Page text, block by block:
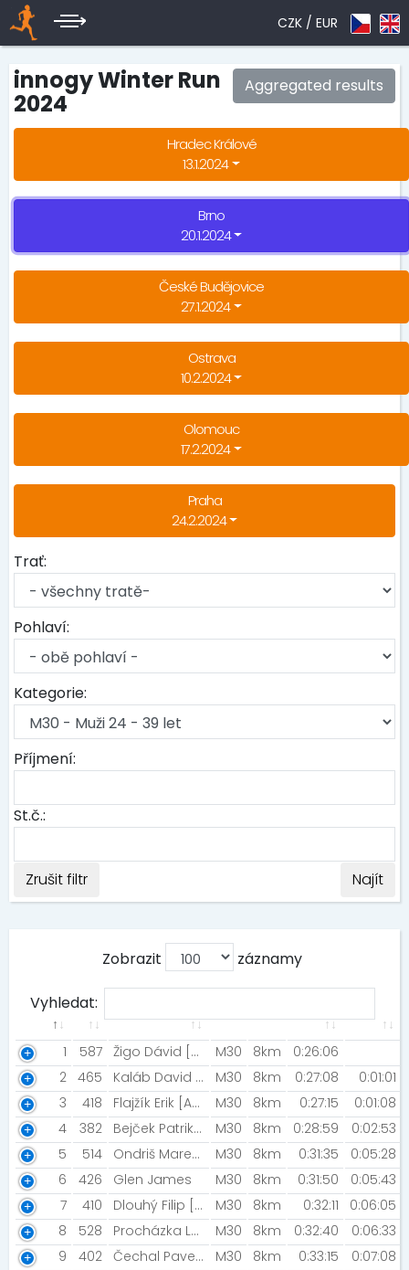
CZK / EUR
Aggregated results
innogy Winter Run
2024
Hradec Králové
13.1.2024
Brno
20.1.2024
České Budějovice
27.1.2024
Ostrava
10.2.2024
Olomouc
17.2.2024
Praha
24.2.2024
Trať:
Pohlaví:
Kategorie:
Příjmení:
St.č.:
Zrušit filtr Najít
Zobrazit záznamy
Vyhledat:
1 587 Žigo Dávid [PROefekt team] M30 8km
0:26:06
2 465 Kaláb David [AC Track & Field Brno] M30 8km 0:27:08
0:01:01
3
418 Flajžík Erik [Ak Holíč] M30 8km 0:27:15
0:01:08
4
382 Bejček Patrik [Mizuno Team] M30 8km 0:28:59
0:02:53
5
514 Ondriš Marek [Bike4you Hlohovec] M30 8km 0:31:35
0:05:28
6
426 Glen James M30 8km 0:31:50
0:05:43
7
410 Dlouhý Filip [SK TRI CykloChlubna, Čochtanklub] M30 8km 0:32:11
0:06:05
8
528 Procházka Lukáš [Svídnický extrém] M30 8km 0:32:40
0:06:33
9
402 Čechal Pavel [GIA / Brno] M30 8km 0:33:15
0:07:08